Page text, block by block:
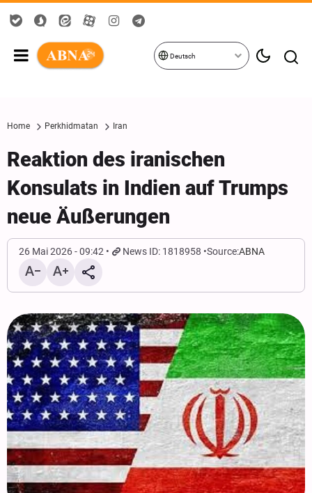
Deutsch
Home Perkhidmatan Iran
Reaktion des iranischen
Konsulats in Indien auf Trumps
neue Äußerungen
26 Mai 2026 - 09:42 News ID: 1818958 Source:ABNA